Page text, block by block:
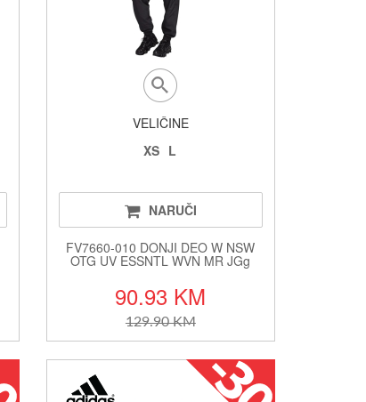
VELIČINE
XS L
NARUČI
FV7660-010 DONJI DEO W NSW
OTG UV ESSNTL WVN MR JGg
90.93 KM
129.90 KM